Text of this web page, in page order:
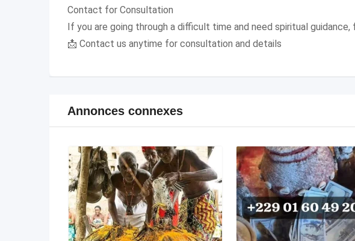
Contact for Consultation
If you are going through a difficult time and need spiritual
📩 Contact us anytime for consultation and details
Annonces connexes